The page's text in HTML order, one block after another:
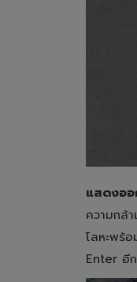
แสดงออ
ความกล้
โลหะพร้
Enter อี